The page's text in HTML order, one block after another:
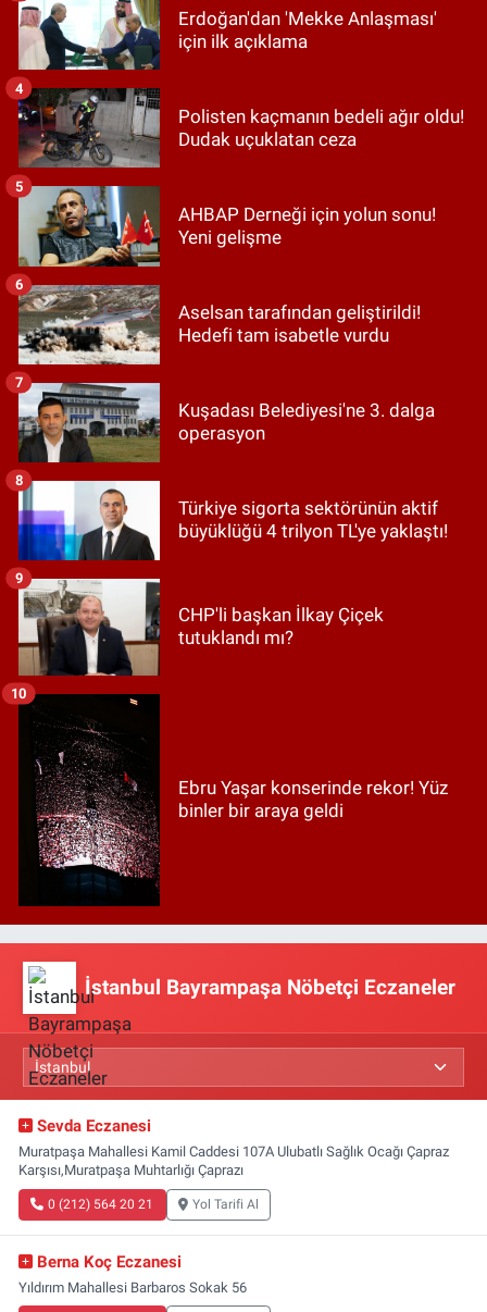
Erdoğan'dan 'Mekke Anlaşması'
için ilk açıklama
Polisten kaçmanın bedeli ağır oldu!
Dudak uçuklatan ceza
4
AHBAP Derneği için yolun sonu!
Yeni gelişme
5
Aselsan tarafından geliştirildi!
Hedefi tam isabetle vurdu
6
Kuşadası Belediyesi'ne 3. dalga
operasyon
7
Türkiye sigorta sektörünün aktif
büyüklüğü 4 trilyon TL'ye yaklaştı!
8
CHP'li başkan İlkay Çiçek
tutuklandı mı?
9
Ebru Yaşar konserinde rekor! Yüz
binler bir araya geldi
10
İstanbul Bayrampaşa Nöbetçi Eczaneler
Sevda Eczanesi
Muratpaşa Mahallesi Kamil Caddesi 107A Ulubatlı Sağlık Ocağı Çapraz
Karşısı,Muratpaşa Muhtarlığı Çaprazı
0 (212) 564 20 21 Yol Tarifi Al
Berna Koç Eczanesi
Yıldırım Mahallesi Barbaros Sokak 56